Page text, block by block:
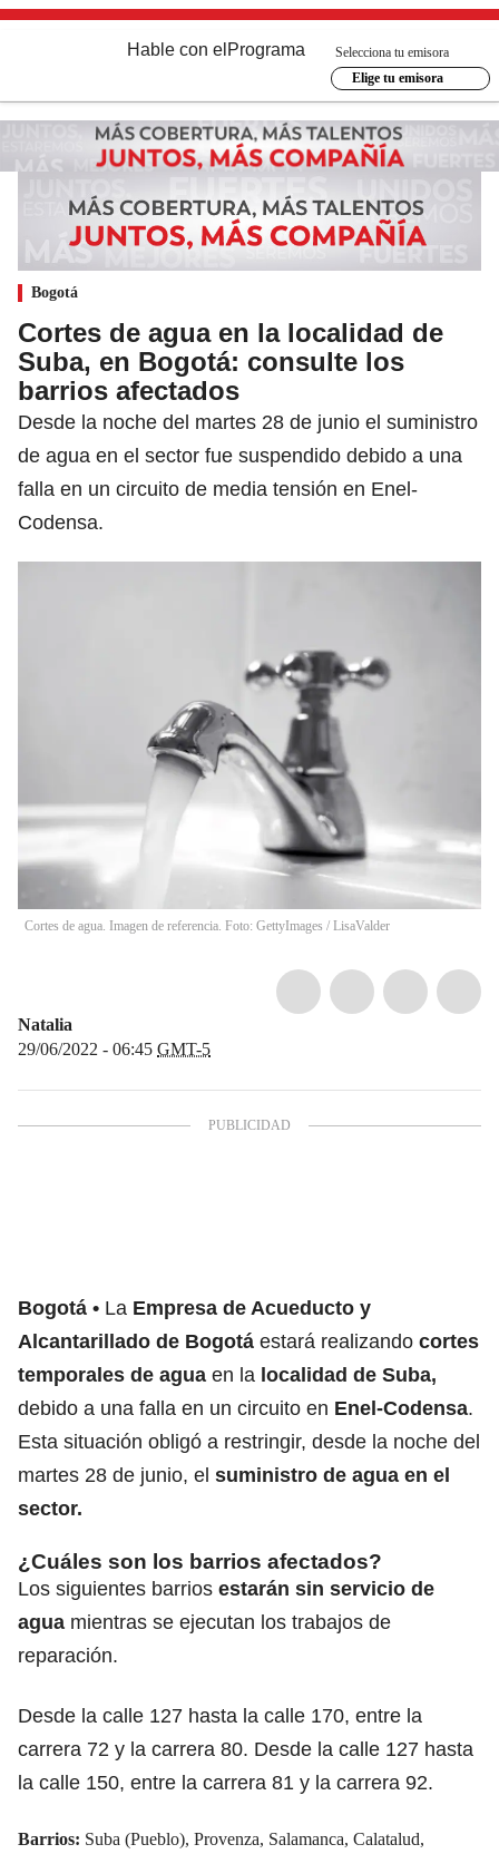
Hable con el Programa
Selecciona tu emisora
Elige tu emisora
Bogotá
Cortes de agua en la localidad de
Suba, en Bogotá: consulte los
barrios afectados
Desde la noche del martes 28 de junio el suministro
de agua en el sector fue suspendido debido a una
falla en un circuito de media tensión en Enel-
Codensa.
Cortes de agua. Imagen de referencia. Foto: GettyImages / LisaValder
Natalia
29/06/2022 - 06:45 GMT-5
Bogotá La Empresa de Acueducto y
Alcantarillado de Bogotá estará realizando cortes
temporales de agua en la localidad de Suba,
debido a una falla en un circuito en Enel-Codensa.
Esta situación obligó a restringir, desde la noche del
martes 28 de junio, el suministro de agua en el
sector.
¿Cuáles son los barrios afectados?
Los siguientes barrios estarán sin servicio de
agua mientras se ejecutan los trabajos de
reparación.
Desde la calle 127 hasta la calle 170, entre la
carrera 72 y la carrera 80. Desde la calle 127 hasta
la calle 150, entre la carrera 81 y la carrera 92.
Barrios: Suba (Pueblo), Provenza, Salamanca, Calatalud,